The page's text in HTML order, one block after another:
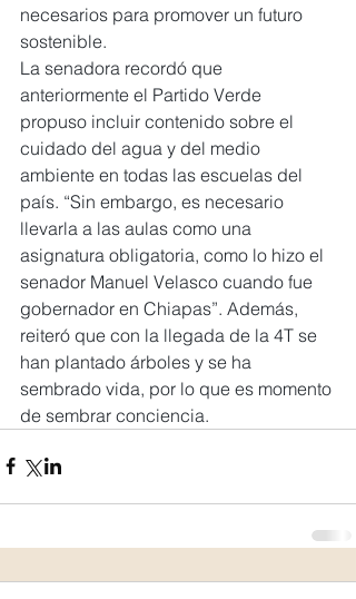
necesarios para promover un futuro
sostenible.
La senadora recordó que
anteriormente el Partido Verde
propuso incluir contenido sobre el
cuidado del agua y del medio
ambiente en todas las escuelas del
país. “Sin embargo, es necesario
llevarla a las aulas como una
asignatura obligatoria, como lo hizo el
senador Manuel Velasco cuando fue
gobernador en Chiapas”. Además,
reiteró que con la llegada de la 4T se
han plantado árboles y se ha
sembrado vida, por lo que es momento
de sembrar conciencia.